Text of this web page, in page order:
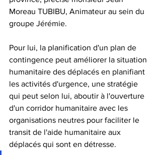
Moreau TUBIBU, Animateur au sein du
groupe Jérémie.
Pour lui, la planification d'un plan de
contingence peut améliorer la situation
humanitaire des déplacés en planifiant
les activités d'urgence, une stratégie
qui peut selon lui, aboutir à l'ouverture
d'un corridor humanitaire avec les
organisations neutres pour faciliter le
transit de l'aide humanitaire aux
déplacés qui sont en détresse.